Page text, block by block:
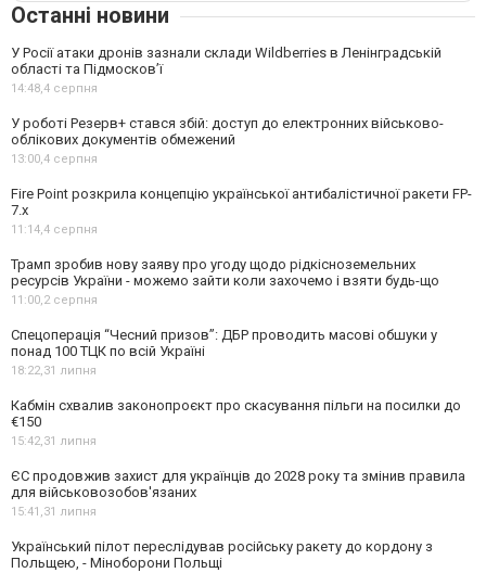
Останні новини
У Росії атаки дронів зазнали склади Wildberries в Ленінградській
області та Підмосков’ї
14:48, 4 серпня
У роботі Резерв+ стався збій: доступ до електронних військово-
облікових документів обмежений
13:00, 4 серпня
Fire Point розкрила концепцію української антибалістичної ракети FP-
7.x
11:14, 4 серпня
Трамп зробив нову заяву про угоду щодо рідкісноземельних
ресурсів України - можемо зайти коли захочемо і взяти будь-що
11:00, 2 серпня
Спецоперація “Чесний призов”: ДБР проводить масові обшуки у
понад 100 ТЦК по всій Україні
18:22, 31 липня
Кабмін схвалив законопроєкт про скасування пільги на посилки до
€150
15:42, 31 липня
ЄС продовжив захист для українців до 2028 року та змінив правила
для військовозобов'язаних
15:41, 31 липня
Український пілот переслідував російську ракету до кордону з
Польщею, - Міноборони Польщі